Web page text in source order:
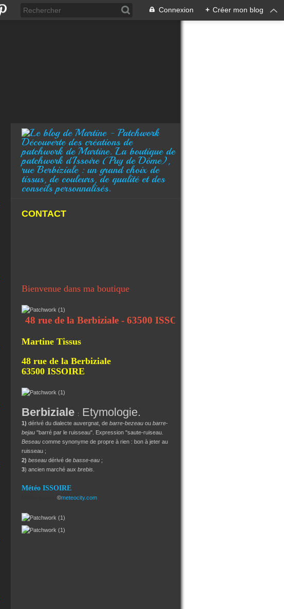
Connexion + Créer mon blog
Découverte des créations de
patchwork de Martine. La boutique de
patchwork d'Issoire (Puy de Dôme),
rue Berbiziale : un grand choix de
tissus, de couleurs, de qualité et des
conseils personnalisés.
CONTACT
Bienvenue dans ma boutique
48 rue de la Berbiziale - 63500 ISSOIRE
Martine Tissus
48 rue de la Berbiziale
63500 ISSOIRE
Berbiziale : Etymologie.
1) dérivé du dialecte auvergnat, de barre-bezeau ou barre-
bejau "barré par le ruisseau". Expression "saute-ruiseau.
Beseau comme synonyme de propre à rien : bon à jeter au
ruisseau ;
2) beseau dérivé de basse-eau ;
3) ancien marché aux brebis.
Météo ISSOIRE
©meteocity.com